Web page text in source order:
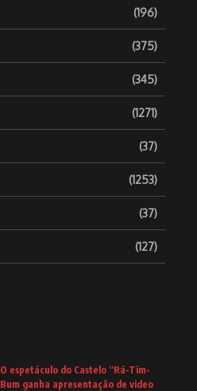
(196)
(375)
(345)
(1271)
(37)
(1253)
(37)
(127)
O espetáculo do Castelo “Rá-Tim-
Bum ganha apresentação de video